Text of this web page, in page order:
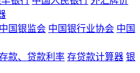
中国银监会 中国银行业协会 中国
款、贷款利率 存贷款计算器 银